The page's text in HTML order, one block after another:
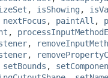
, isShowing ,
nextFocus , paintAll ,
,
,
,
setBounds ,